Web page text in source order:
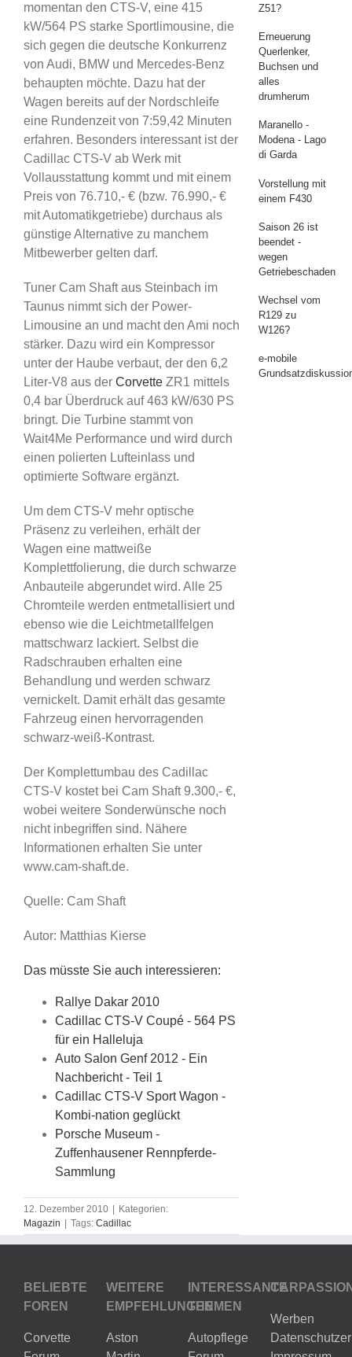
momentan den CTS-V, eine 415
kW/564 PS starke Sportlimousine, die
sich gegen die deutsche Konkurrenz
von Audi, BMW und Mercedes-Benz
behaupten möchte. Dazu hat der
Wagen bereits auf der Nordschleife
eine Rundenzeit von 7:59,42 Minuten
erfahren. Besonders interessant ist der
Cadillac CTS-V ab Werk mit
Vollausstattung kommt und mit einem
Preis von 76.710,- € (bzw. 76.990,- €
mit Automatikgetriebe) durchaus als
günstige Alternative zu manchem
Mitbewerber gelten darf.
Tuner Cam Shaft aus Steinbach im
Taunus nimmt sich der Power-
Limousine an und macht den Ami noch
stärker. Dazu wird ein Kompressor
unter der Haube verbaut, der den 6,2
Liter-V8 aus der Corvette ZR1 mittels
0,4 bar Überdruck auf 463 kW/630 PS
bringt. Die Turbine stammt von
Wait4Me Performance und wird durch
einen polierten Lufteinlass und
optimierte Software ergänzt.
Um dem CTS-V mehr optische
Präsenz zu verleihen, erhält der
Wagen eine mattweiße
Komplettfolierung, die durch schwarze
Anbauteile abgerundet wird. Alle 25
Chromteile werden entmetallisiert und
ebenso wie die Leichtmetallfelgen
mattschwarz lackiert. Selbst die
Radschrauben erhalten eine
Behandlung und werden schwarz
vernickelt. Damit erhält das gesamte
Fahrzeug einen hervorragenden
schwarz-weiß-Kontrast.
Der Komplettumbau des Cadillac
CTS-V kostet bei Cam Shaft 9.300,- €,
wobei weitere Sonderwünsche noch
nicht inbegriffen sind. Nähere
Informationen erhalten Sie unter
www.cam-shaft.de.
Quelle: Cam Shaft
Autor: Matthias Kierse
Das müsste Sie auch interessieren:
Rallye Dakar 2010
Cadillac CTS-V Coupé - 564 PS
für ein Halleluja
Auto Salon Genf 2012 - Ein
Nachbericht - Teil 1
Cadillac CTS-V Sport Wagon -
Kombi-nation geglückt
Porsche Museum -
Zuffenhausener Rennpferde-
Sammlung
12. Dezember 2010
Kategorien:
Magazin
Tags: Cadillac
Z51?
Erneuerung
Querlenker,
Buchsen und
alles
drumherum
Maranello -
Modena - Lago
di Garda
Vorstellung mit
einem F430
Saison 26 ist
beendet -
wegen
Getriebeschaden
Wechsel vom
R129 zu
W126?
e-mobile
BELIEBTE
FOREN
Corvette
WEITERE
EMPFEHLUNGEN
Aston
INTERESSANTE
THEMEN
Autopflege
Werben